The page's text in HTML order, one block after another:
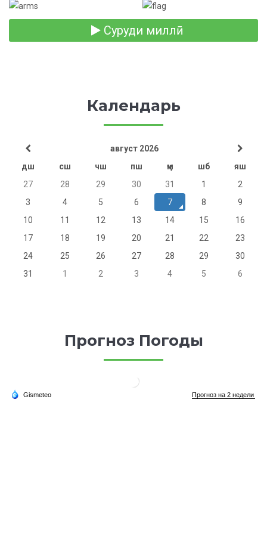
Суруди миллӣ
Календарь
август 2026
дш
сш чш пш ҷм шб
яш
27
28 29 30 31 1
2
3
4 5 6 7 8
9
10
11 12 13 14 15
16
17
18 19 20 21 22
23
24
25 26 27 28 29
30
31
1 2 3 4 5 6
Прогноз Погоды